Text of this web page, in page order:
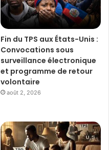
Fin du TPS aux États-Unis :
Convocations sous
surveillance électronique
et programme de retour
volontaire
août 2, 2026